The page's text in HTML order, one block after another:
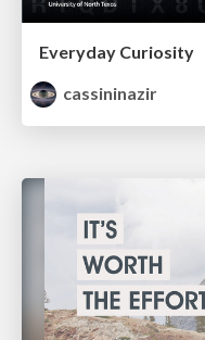
Everyday Curiosity
cassininazir